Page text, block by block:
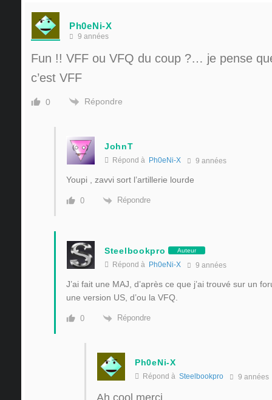
Ph0eNi-X
9 années
Fun !! VFF ou VFQ du coup ?… je pense
c’est VFF
0 Répondre
JohnT
Répond à Ph0eNi-X 9 années
Youpi , zavvi sort l’artillerie lourde
0 Répondre
Steelbookpro Auteur
Répond à Ph0eNi-X 9 années
J’ai fait une MAJ, d’après ce que j’ai trouvé sur un
une version US, d’ou la VFQ.
0 Répondre
Ph0eNi-X
Répond à Steelbookpro 9 années
Ah cool merci